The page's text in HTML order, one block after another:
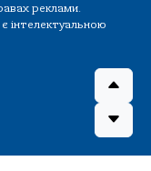
реклами.
інтелектуальною